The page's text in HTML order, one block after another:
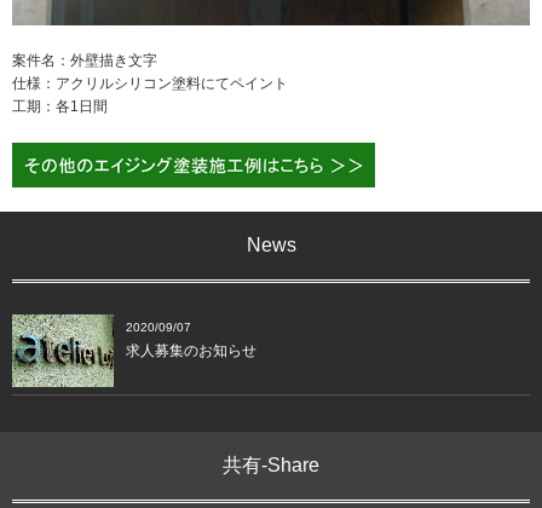
案件名：外壁描き文字
仕様：アクリルシリコン塗料にてペイント
工期：各1日間
News
2020/09/07
求人募集のお知らせ
共有-Share